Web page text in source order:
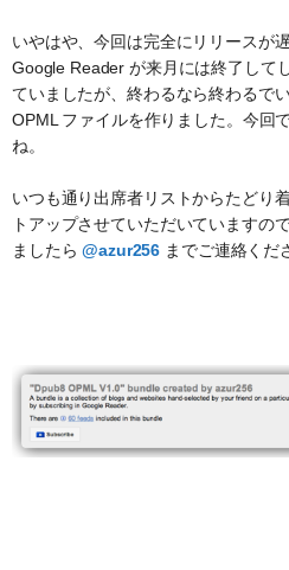
いやはや、今回は完全にリリースが
Google Reader が来月には終了して
ていましたが、終わるなら終わるで
OPML ファイルを作りました。今回
ね。
いつも通り出席者リストからたどり
トアップさせていただいていますの
ましたら@azur256 までご連絡くだ